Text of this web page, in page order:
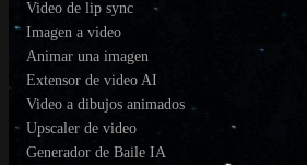
Video de lip sync
Imagen a video
Animar una imagen
Extensor de video AI
Video a dibujos animados
Upscaler de video
Generador de Baile IA